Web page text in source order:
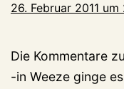
26. Februar 2011
Die Kommentare
-in Weeze ginge